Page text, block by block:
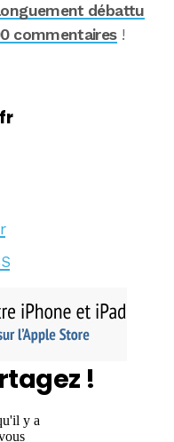
débattu
commentaires!
!